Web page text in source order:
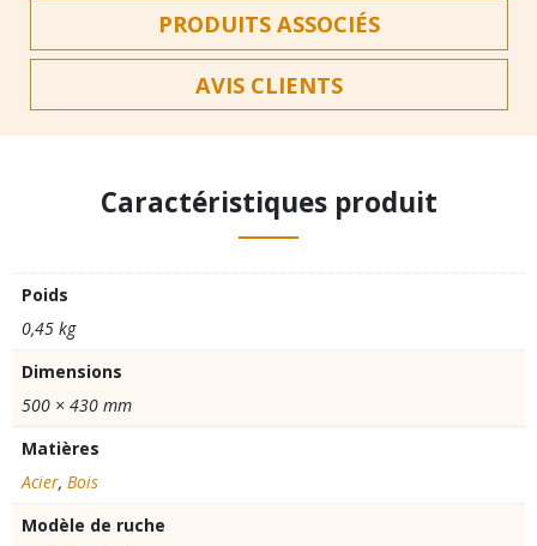
bois
PRODUITS ASSOCIÉS
AVIS CLIENTS
Caractéristiques produit
Poids
0,45 kg
Dimensions
500 × 430 mm
Matières
Acier, Bois
Modèle de ruche